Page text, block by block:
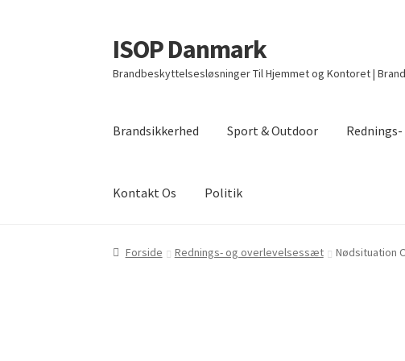
Spring
til
navigation
Spring
til
indhold
ISOP Danmark
Brandbeskyttelsesløsninger Til Hjemmet og Kontoret |
Brandsikkerhed Sport & Outdoor
Kontakt Os Politik
Forside Rednings- og overlevelsessæt Nødsituation